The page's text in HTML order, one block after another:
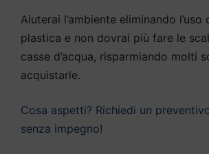
Aiuterai l’ambiente eliminando
plastica e non dovrai più fare le
casse d’acqua, risparmiando molti
acquistarle.
Cosa aspetti? Richiedi un
senza impegno!